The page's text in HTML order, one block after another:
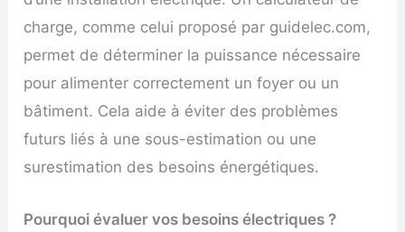
charge, comme celui proposé par guidelec.com,
permet de déterminer la puissance nécessaire
pour alimenter correctement un foyer ou un
bâtiment. Cela aide à éviter des problèmes
futurs liés à une sous-estimation ou une
surestimation des besoins énergétiques.
Pourquoi évaluer vos besoins électriques ?